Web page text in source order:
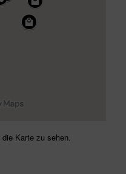
Karte zu sehen.